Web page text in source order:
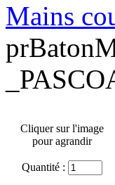
Mains
Cliquer sur l'image
pour agrandir
Quantité :